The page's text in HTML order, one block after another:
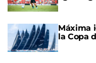
Máxima
la Copa